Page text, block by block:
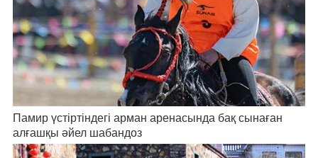
Памир үстіртіндегі арман аренасында бақ сынаған
алғашқы әйел шабандоз